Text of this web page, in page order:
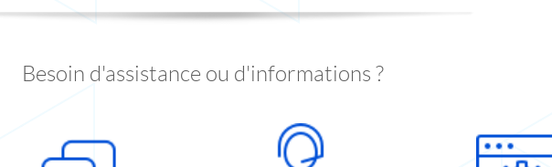
Besoin d'assistance ou d'informations ?